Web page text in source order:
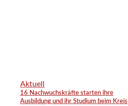
Aktuell
16 Nachwuchskräfte starten ihre
Ausbildung und ihr Studium beim Kreis